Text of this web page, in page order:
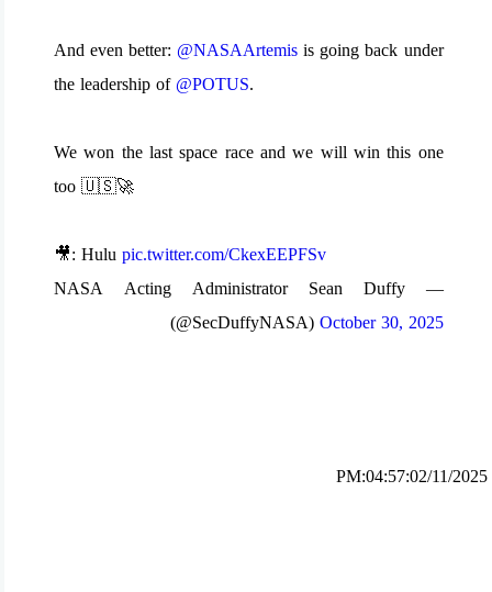
And even better: @NASAArtemisis going back under
the leadership of@POTUS.
We won the last space race and we will win this one
too 🇺🇸🚀
🎥: Hulupic.twitter.com/CkexEEPFSv
— NASA Acting Administrator Sean Duffy
(@SecDuffyNASA)October 30, 2025
PM:04:57:02/11/2025